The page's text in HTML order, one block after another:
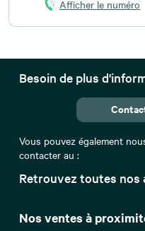
Afficher le numéro
Retrouvez toutes nos
Nos ventes à
Besoin de plus
Vous pouvez également
contacter au :